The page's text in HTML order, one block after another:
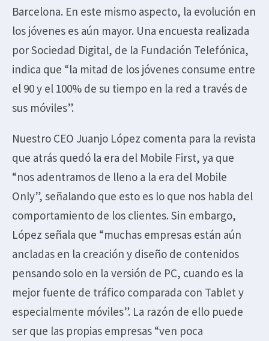
Barcelona. En este mismo aspecto, la evolución en
los jóvenes es aún mayor. Una encuesta realizada
por Sociedad Digital, de la Fundación Telefónica,
indica que “la mitad de los jóvenes consume entre
el 90 y el 100% de su tiempo en la red a través de
sus móviles”.
Nuestro CEO Juanjo López comenta para la revista
que atrás quedó la era del Mobile First, ya que
“nos adentramos de lleno a la era del Mobile
Only”, señalando que esto es lo que nos habla del
comportamiento de los clientes. Sin embargo,
López señala que “muchas empresas están aún
ancladas en la creación y diseño de contenidos
pensando solo en la versión de PC, cuando es la
mejor fuente de tráfico comparada con Tablet y
especialmente móviles”. La razón de ello puede
ser que las propias empresas “ven poca